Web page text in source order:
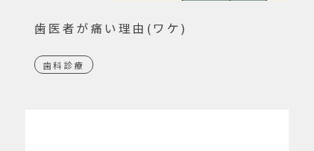
歯医者が痛い理由(ワケ)
歯科診療